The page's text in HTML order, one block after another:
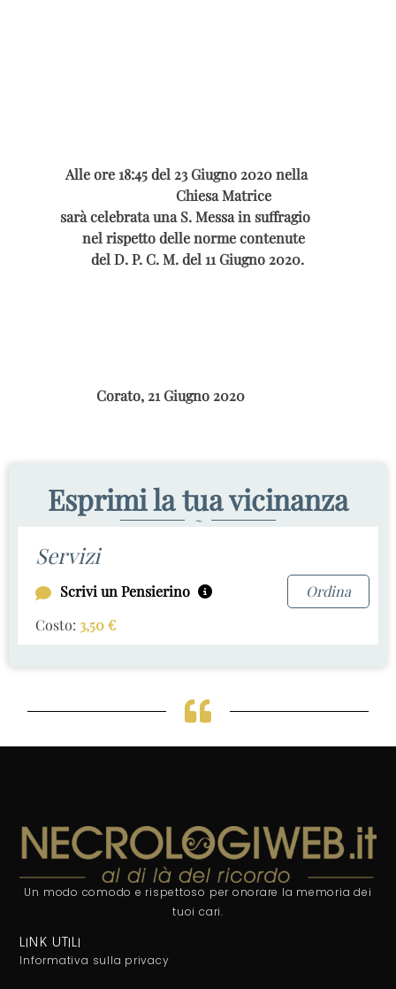
Alle ore 18:45 del 23 Giugno 2020 nella
Chiesa Matrice
sarà celebrata una S. Messa in suffragio
nel rispetto delle norme contenute
del D. P. C. M. del 11 Giugno 2020.
Corato, 21 Giugno 2020
Esprimi la tua vicinanza
~
Servizi
Scrivi un Pensierino
Ordina
Costo: 3,50€
Un modo comodo e rispettoso per onorare la memoria dei
tuoi cari.
LINK UTILI
Informativa sulla privacy